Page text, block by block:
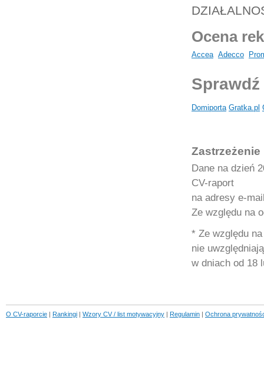
Ocena
Accea Adecco
Domiporta Gratka.pl
Zastrzeżenie
Dane na dzień
CV-raport
na adresy e-
Ze względu na
* Ze względu
nie
w dniach od 18
O CV-raporcie | Rankingi | Wzory CV / list motywacyjny | Regulamin | Ochrona